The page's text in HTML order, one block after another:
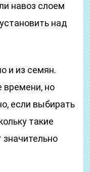
навоз слоем
над
и из семян.
времени, но
если выбирать
такие
значительно